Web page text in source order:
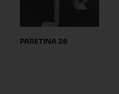
PARETINA 26